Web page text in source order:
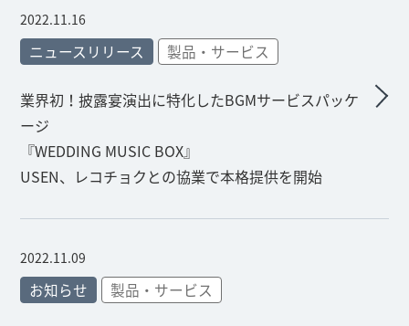
2022.11.16
ニュースリリース 製品・サービス
業界初！披露宴演出に特化したBGMサービスパッケ
ージ
『WEDDING MUSIC BOX』
USEN、レコチョクとの協業で本格提供を開始
2022.11.09
お知らせ 製品・サービス